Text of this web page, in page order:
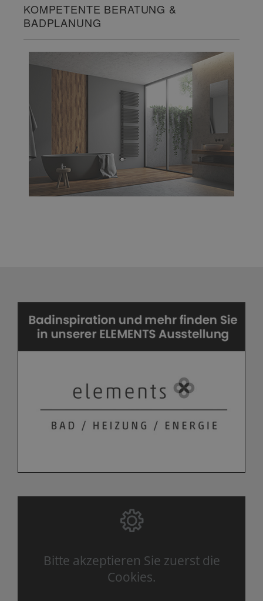
KOMPETENTE BERATUNG &
BADPLANUNG
Bitte akzeptieren Sie zuerst die
Cookies.